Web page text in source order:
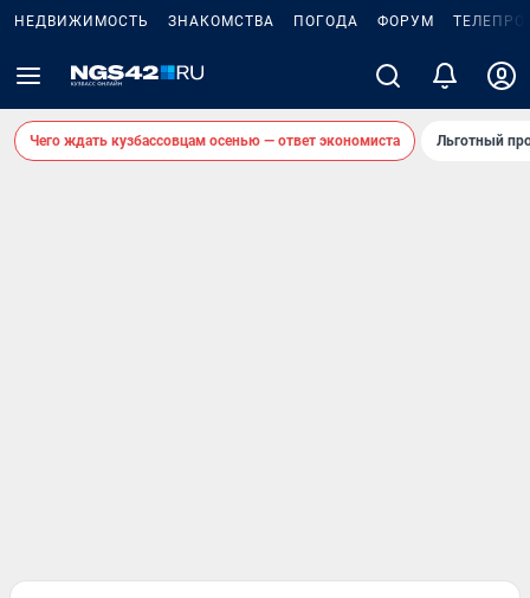
НЕДВИЖИМОСТЬ ЗНАКОМСТВА ПОГОДА ФОРУМ
Чего ждать кузбассовцам осенью — ответ экономиста Льготный